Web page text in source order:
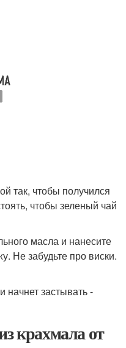
так, чтобы получился
чтобы зеленый чай
масла и нанесите
Не забудьте про виски.
начнет застывать -
крахмала от